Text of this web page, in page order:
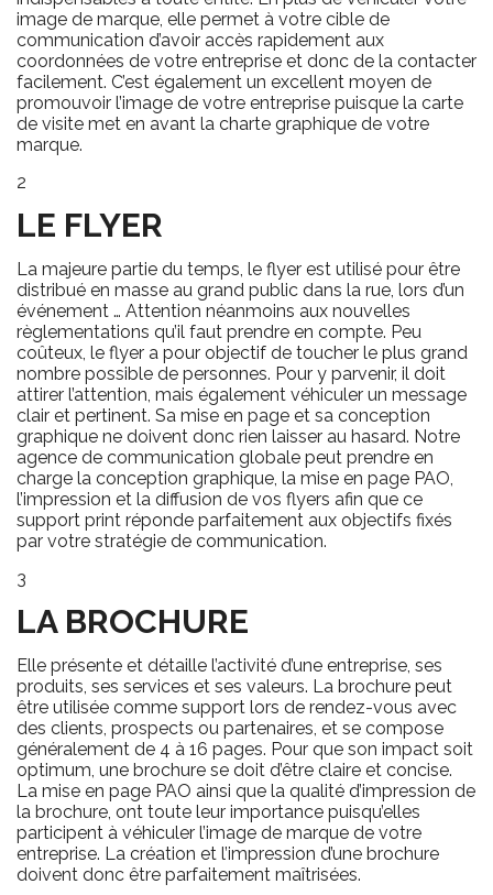
image de marque, elle permet à votre cible de
communication d’avoir accès rapidement aux
coordonnées de votre entreprise et donc de la contacter
facilement. C’est également un excellent moyen de
promouvoir l’image de votre entreprise puisque la carte
de visite met en avant la charte graphique de votre
marque.
2
LE FLYER
La majeure partie du temps, le flyer est utilisé pour être
distribué en masse au grand public dans la rue, lors d’un
événement … Attention néanmoins aux nouvelles
règlementations qu’il faut prendre en compte. Peu
coûteux, le flyer a pour objectif de toucher le plus grand
nombre possible de personnes. Pour y parvenir, il doit
attirer l’attention, mais également véhiculer un message
clair et pertinent. Sa mise en page et sa conception
graphique ne doivent donc rien laisser au hasard. Notre
agence de communication globale peut prendre en
charge la conception graphique, la mise en page PAO,
l’impression et la diffusion de vos flyers afin que ce
support print réponde parfaitement aux objectifs fixés
par votre stratégie de communication.
3
LA BROCHURE
Elle présente et détaille l’activité d’une entreprise, ses
produits, ses services et ses valeurs. La brochure peut
être utilisée comme support lors de rendez-vous avec
des clients, prospects ou partenaires, et se compose
généralement de 4 à 16 pages. Pour que son impact soit
optimum, une brochure se doit d’être claire et concise.
La mise en page PAO ainsi que la qualité d’impression de
la brochure, ont toute leur importance puisqu’elles
participent à véhiculer l’image de marque de votre
entreprise. La création et l’impression d’une brochure
doivent donc être parfaitement maîtrisées.